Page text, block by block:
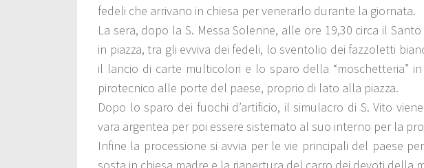
fedeli che arrivano in chiesa per venerarlo durante la giornata.
La sera, dopo la S. Messa Solenne, alle ore 19,30 circa il
in piazza, tra gli evviva dei fedeli, lo sventolio dei fazzoletti
il lancio di carte multicolori e lo sparo della “moschetteria”
pirotecnico alle porte del paese, proprio di lato alla piazza.
Dopo lo sparo dei fuochi d’artificio, il simulacro di S. Vito
vara argentea per poi essere sistemato al suo interno per la
Infine la processione si avvia per le vie principali del paese